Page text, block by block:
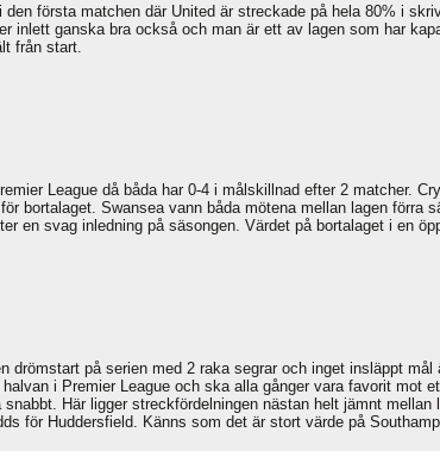
första matchen där United är streckade på hela 80% i
inlett ganska bra också och man är ett av lagen som har
från start.
League då båda har 0-4 i målskillnad efter 2 matcher.
bortalaget. Swansea vann båda mötena mellan lagen
en svag inledning på säsongen. Värdet på bortalaget i en
drömstart på serien med 2 raka segrar och inget insläppt
i Premier League och ska alla gånger vara favorit
Här ligger streckfördelningen nästan helt jämnt
för Huddersfield. Känns som det är stort värde på